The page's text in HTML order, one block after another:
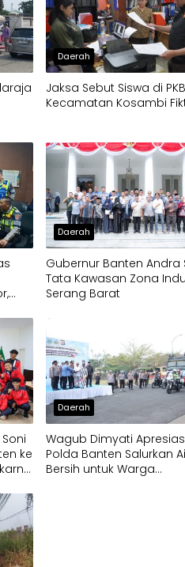
Daerah
Jaksa Sebut Siswa di
Kecamatan Kosambi
Daerah
Gubernur Banten Andra
Tata Kawasan Zona
Serang Barat
ke
Daerah
Wagub Dimyati
Polda Banten Salurkan
Bersih untuk Warga